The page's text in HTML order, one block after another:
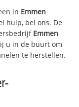
in Emmen
hulp, bel ons. De
Emmen
u in de buurt om
te herstellen.